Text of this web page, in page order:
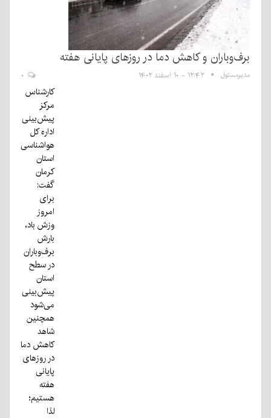
برف‌وباران و کاهش دما در روزهای پایانی هفته
مدیرمسئول ۱۲:۴۲ - ۱۰ اسفند ۱۴۰۲
کارشناس
مرکز
پیش‌بینی
اداره کل
هواشناسی
استان
کرمان
گفت:
برای
امروز
وزش باد،
بارش
برف‌وباران
در سطح
استان
پیش‌بینی
می‌شود
همچنین
شاهد
کاهش دما
در روزهای
پایانی
هفته
هستیم؛
لذا